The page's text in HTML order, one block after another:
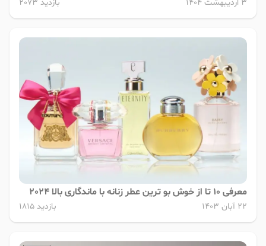
3 اردیبهشت 1404 بازدید 2073
معرفی 10 تا از خوش بو ترین عطر زنانه با ماندگاری بالا 2024
22 آبان 1403 بازدید 1815